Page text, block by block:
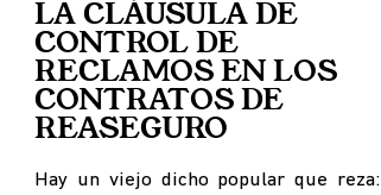
LA CLÁUSULA DE
CONTROL DE
RECLAMOS EN LOS
CONTRATOS DE
REASEGURO
Hay un viejo dicho popular que reza: